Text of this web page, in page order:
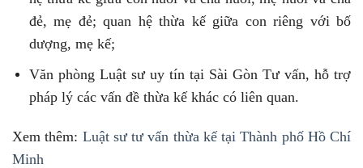
đẻ, mẹ đẻ; quan hệ thừa kế giữa con riêng với bố
dượng, mẹ kế;
Văn phòng Luật sư uy tín tại Sài Gòn Tư vấn, hỗ trợ
pháp lý các vấn đề thừa kế khác có liên quan.
Xem thêm: Luật sư tư vấn thừa kế tại Thành phố Hồ Chí
Minh